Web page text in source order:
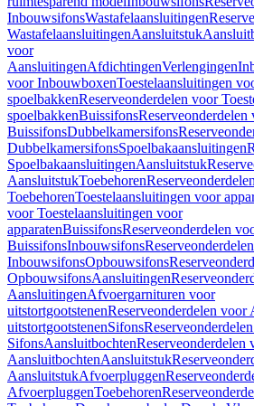
InbouwsifonsWastafelaansluitingen
WastafelaansluitingenAansluitstuk
voor
AansluitingenAfdichtingenVerlengingen
voor InbouwboxenToestelaansluitingen
spoelbakkenReserveonderdelen voor
spoelbakkenBuissifonsReserveonderdelen
BuissifonsDubbelkamersifons
DubbelkamersifonsSpoelbakaansluitingen
SpoelbakaansluitingenAansluitstuk
AansluitstukToebehoren
ToebehorenToestelaansluitingen voor
voor Toestelaansluitingen voor
apparatenBuissifonsReserveonderdelen
BuissifonsInbouwsifons
InbouwsifonsOpbouwsifons
OpbouwsifonsAansluitingen
AansluitingenAfvoergarnituren voor
uitstortgootstenenReserveonderdelen
uitstortgootstenenSifons
SifonsAansluitbochtenReserveonderdelen
AansluitbochtenAansluitstuk
AansluitstukAfvoerpluggen
AfvoerpluggenToebehoren